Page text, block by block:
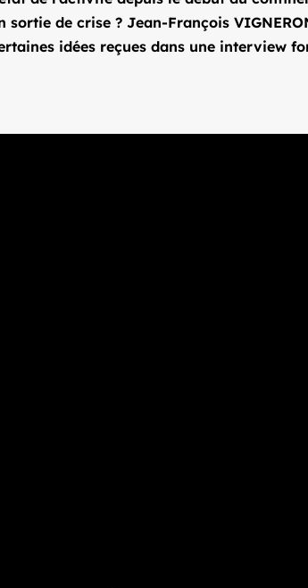
sortie de crise ? Jean-François
idées reçues dans une interview